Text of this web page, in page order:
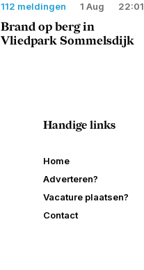
112 meldingen 1 Aug 22:01
Brand op berg in
Vliedpark Sommelsdijk
Handige links
Home
Adverteren?
Vacature plaatsen?
Contact